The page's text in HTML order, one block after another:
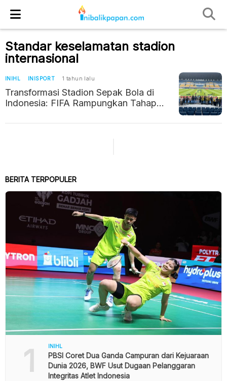
Standar keselamatan stadion
internasional
INIHL INISPORT 1 tahun lalu
Transformasi Stadion Sepak Bola di
Indonesia: FIFA Rampungkan Tahap
Keselamatan
BERITA TERPOPULER
1 INIHL
PBSI Coret Dua Ganda Campuran dari Kejuaraan
Dunia 2026, BWF Usut Dugaan Pelanggaran
Integritas Atlet Indonesia